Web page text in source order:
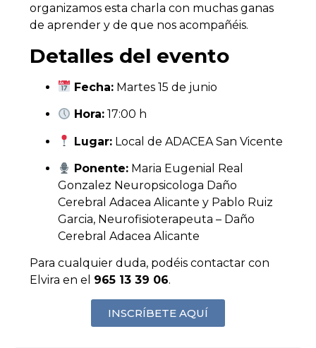
organizamos esta charla con muchas ganas
de aprender y de que nos acompañéis.
Detalles del evento
Fecha: Martes 15 de junio
Hora: 17:00 h
Lugar: Local de ADACEA San Vicente
Ponente: Maria Eugenial Real
Gonzalez Neuropsicologa Daño
Cerebral Adacea Alicante y Pablo Ruiz
Garcia, Neurofisioterapeuta – Daño
Cerebral Adacea Alicante
Para cualquier duda, podéis contactar con
Elvira en el 965 13 39 06.
INSCRÍBETE AQUÍ